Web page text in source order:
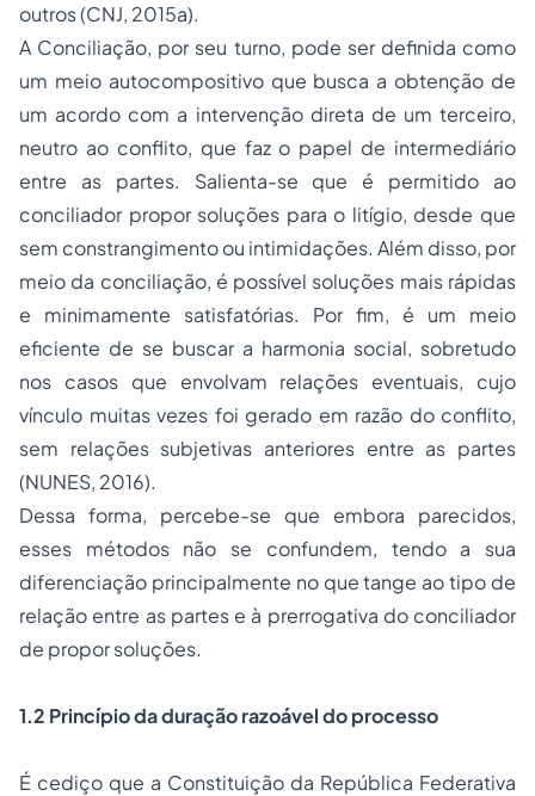
outros (CNJ, 2015a).
A Conciliação, por seu turno, pode ser definida como
um meio autocompositivo que busca a obtenção de
um acordo com a intervenção direta de um terceiro,
neutro ao conflito, que faz o papel de intermediário
entre as partes. Salienta-se que é permitido ao
conciliador propor soluções para o litígio, desde que
sem constrangimento ou intimidações. Além disso, por
meio da conciliação, é possível soluções mais rápidas
e minimamente satisfatórias. Por fim, é um meio
eficiente de se buscar a harmonia social, sobretudo
nos casos que envolvam relações eventuais, cujo
vínculo muitas vezes foi gerado em razão do conflito,
sem relações subjetivas anteriores entre as partes
(NUNES, 2016).
Dessa forma, percebe-se que embora parecidos,
esses métodos não se confundem, tendo a sua
diferenciação principalmente no que tange ao tipo de
relação entre as partes e à prerrogativa do conciliador
de propor soluções.
1.2 Princípio da duração razoável do processo
É cediço que a Constituição da República Federativa